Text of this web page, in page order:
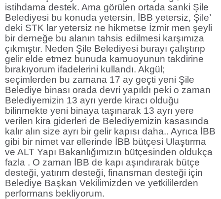
istihdama destek. Ama görülen ortada sanki Şile
Belediyesi bu konuda yetersin, İBB yetersiz, Şile’
deki STK lar yetersiz ne hikmetse İzmir men şeyli
bir derneğe bu alanın tahsis edilmesi karşımıza
çıkmıştır. Neden Şile Belediyesi burayı çalıştırıp
gelir elde etmez bunuda kamuoyunun takdirine
bırakıyorum ifadelerini kullandı. Akgül;
seçimlerden bu zamana 17 ay geçti yeni Şile
Belediye binası orada devri yapıldı peki o zaman
Belediyemizin 13 ayrı yerde kiracı olduğu
bilinmekte yeni binaya taşınarak 13 ayrı yere
verilen kira giderleri de Belediyemizin kasasında
kalır alın size ayrı bir gelir kapısı daha.. Ayrıca İBB
gibi bir nimet var ellerinde İBB bütçesi Ulaştırma
ve ALT Yapı Bakanlığımızın bütçesinden oldukça
fazla . O zaman İBB de kapı aşındırarak bütçe
desteği, yatırım desteği, finansman desteği için
Belediye Başkan Vekilimizden ve yetkililerden
performans bekliyorum.